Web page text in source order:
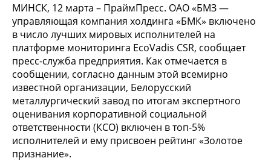
МИНСК, 12 марта – ПраймПресс. ОАО «БМЗ —
управляющая компания холдинга «БМК» включено
в число лучших мировых исполнителей на
платформе мониторинга EcoVadis CSR, сообщает
пресс-служба предприятия. Как отмечается в
сообщении, согласно данным этой всемирно
известной организации, Белорусский
металлургический завод по итогам экспертного
оценивания корпоративной социальной
ответственности (КСО) включен в топ-5%
исполнителей и ему присвоен рейтинг «Золотое
признание».